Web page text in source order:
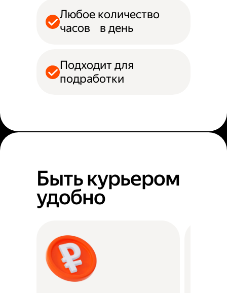
Любое количество
часов в день
Подходит для
подработки
Быть курьером
удобно